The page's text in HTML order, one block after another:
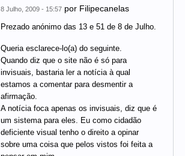
8 Julho, 2009 - 15:57 por Filipecanelas
Prezado anónimo das 13 e 51 de 8 de Julho.
Queria esclarece-lo(a) do seguinte.
Quando diz que o site não é só para
invisuais, bastaria ler a notícia à qual
estamos a comentar para desmentir a
afirmação.
A notícia foca apenas os invisuais, diz que é
um sistema para eles. Eu como cidadão
deficiente visual tenho o direito a opinar
sobre uma coisa que pelos vistos foi feita a